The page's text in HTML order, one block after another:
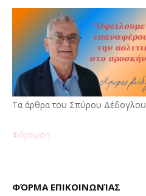
Τα άρθρα του Σπύρου Δέδογλου
Φόρτωση...
ΦΌΡΜΑ ΕΠΙΚΟΙΝΩΝΊΑΣ